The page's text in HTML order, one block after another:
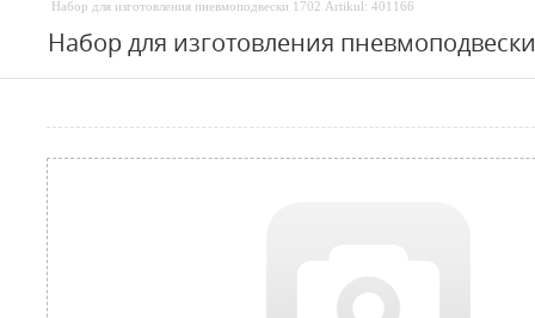
Набор для изготовления пневмоподвески 1702 Artikul: 401166
Набор для изготовления